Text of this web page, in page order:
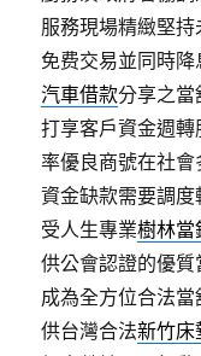
服務現場精緻堅
免费交易並同時
汽車借款分享之當
打享客戶資金週轉
率優良商號在社
資金缺款需要調
受人生專業樹林當
供公會認證的優
成為全方位合法
供台灣合法新竹床